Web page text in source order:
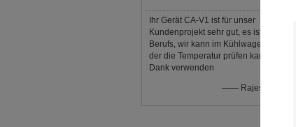
Ihr Gerät CA-V1 ist für unser
Kundenprojekt sehr gut, es ist so
Berufs, wir kann im Kühlwagen,
der die Temperatur prüfen kann,
Dank verwenden
—— Rajesmay